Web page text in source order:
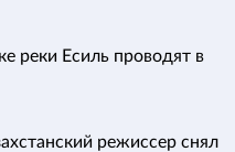
реки Есиль проводят в
режиссер снял